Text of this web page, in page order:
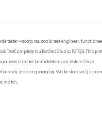
tester vacatures, zoals: test engineer,
IcuTest,Test Studio, ISTQB, TMap,
in het bemiddelen van testers. Onze
wij je daar graag bij. Welke stap wil jij
match.